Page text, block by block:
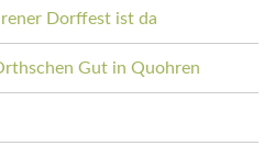
Dorffest ist da
Gut in Quohren